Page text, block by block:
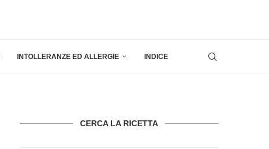
INTOLLERANZE ED ALLERGIE INDICE
CERCA LA RICETTA